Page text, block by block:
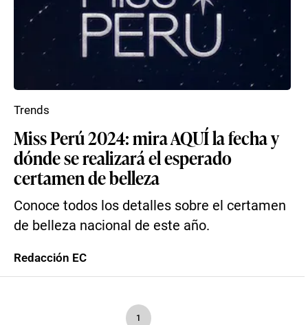
Miss Perú 2024: mira AQUÍ la fecha y
dónde se realizará el esperado
certamen de belleza
Conoce todos los detalles sobre el certamen
de belleza nacional de este año.
Trends
Redacción EC
1